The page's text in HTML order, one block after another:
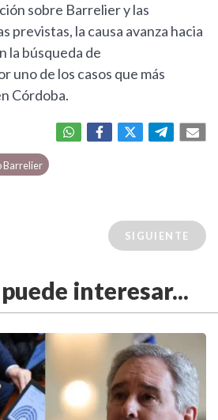
sobre Barrelier y las
previstas, la causa avanza hacia
la búsqueda de
uno de los casos que más
Córdoba.
Barrelier
SIGUIENTE
interesar...